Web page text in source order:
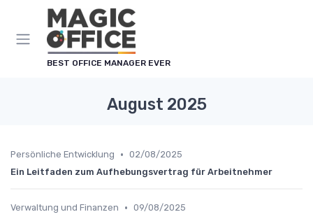
BEST OFFICE MANAGER EVER
August 2025
Persönliche Entwicklung • 02/08/2025
Ein Leitfaden zum Aufhebungsvertrag für Arbeitnehmer
Verwaltung und Finanzen • 09/08/2025
Cookie-Einstellungen